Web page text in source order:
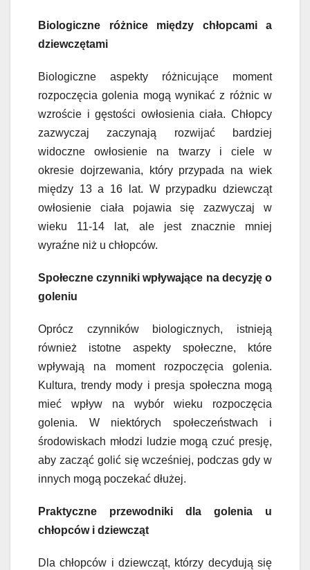
Biologiczne różnice między chłopcami a
dziewczętami
Biologiczne aspekty różnicujące moment
rozpoczęcia golenia mogą wynikać z różnic w
wzroście i gęstości owłosienia ciała. Chłopcy
zazwyczaj zaczynają rozwijać bardziej
widoczne owłosienie na twarzy i ciele w
okresie dojrzewania, który przypada na wiek
między 13 a 16 lat. W przypadku dziewcząt
owłosienie ciała pojawia się zazwyczaj w
wieku 11-14 lat, ale jest znacznie mniej
wyraźne niż u chłopców.
Społeczne czynniki wpływające na decyzję o
goleniu
Oprócz czynników biologicznych, istnieją
również istotne aspekty społeczne, które
wpływają na moment rozpoczęcia golenia.
Kultura, trendy mody i presja społeczna mogą
mieć wpływ na wybór wieku rozpoczęcia
golenia. W niektórych społeczeństwach i
środowiskach młodzi ludzie mogą czuć presję,
aby zacząć golić się wcześniej, podczas gdy w
innych mogą poczekać dłużej.
Praktyczne przewodniki dla golenia u
chłopców i dziewcząt
Dla chłopców i dziewcząt, którzy decydują się